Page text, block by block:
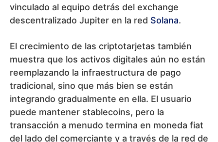
vinculado al equipo detrás del exchange
descentralizado Jupiter en la red Solana.
El crecimiento de las criptotarjetas también
muestra que los activos digitales aún no están
reemplazando la infraestructura de pago
tradicional, sino que más bien se están
integrando gradualmente en ella. El usuario
puede mantener stablecoins, pero la
transacción a menudo termina en moneda fiat
del lado del comerciante y a través de la red de